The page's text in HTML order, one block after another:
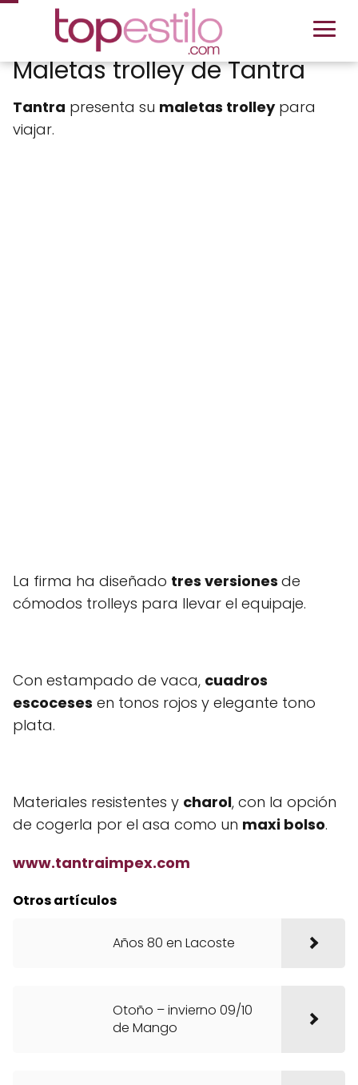
Maletas trolley de Tantra
Tantra presenta su maletas trolleypara
viajar.
La firma ha diseñado tres versiones de
cómodos trolleys para llevar el equipaje.
Con estampado de vaca, cuadros
escoceses en tonos rojos y elegante tono
plata.
Materiales resistentes y charol, con la opción
de cogerla por el asa como un maxi bolso.
www.tantraimpex.com
Otros artículos
Años 80 en Lacoste
Otoño – invierno 09/10
de Mango